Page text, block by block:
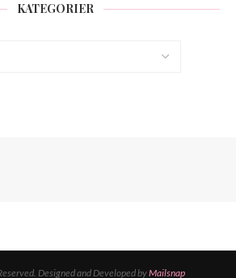
KATEGORIER
Designed and Developed byMailsnap